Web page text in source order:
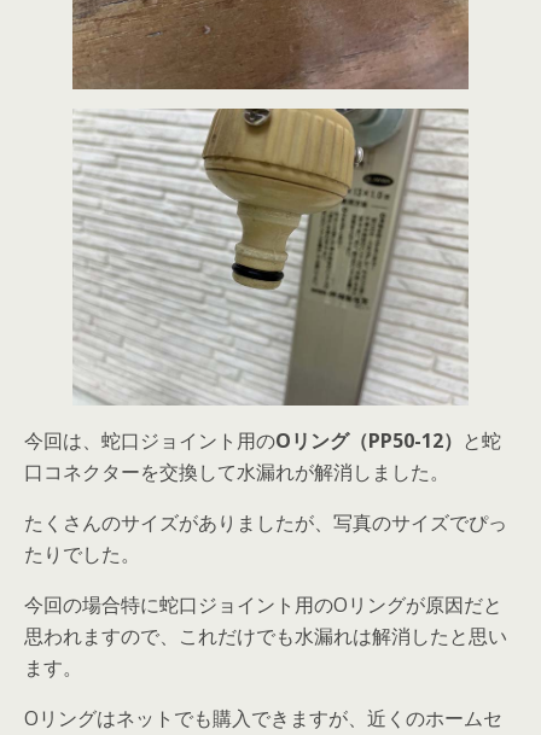
今回は、蛇口ジョイント用のOリング（PP50-12） と蛇
口コネクターを交換して水漏れが解消しました。
たくさんのサイズがありましたが、写真のサイズでぴっ
たりでした。
今回の場合特に蛇口ジョイント用のOリングが原因だと
思われますので、これだけでも水漏れは解消したと思い
ます。
Oリングはネットでも購入できますが、近くのホームセ